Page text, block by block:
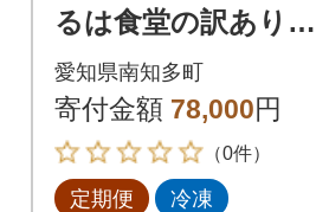
るは食堂の訳ありエ
ビフライ5本とおまか
せ魚フライ 南知多名
産認定品 全6回
愛知県南知多町
寄付金額 78,000円
（0件）
定期便 冷凍